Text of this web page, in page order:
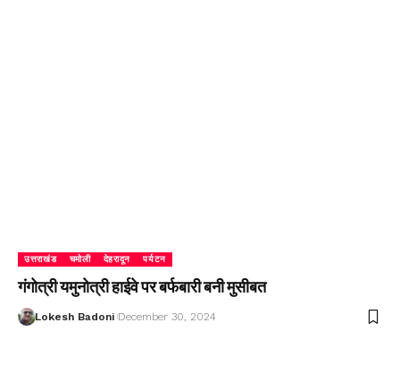
उत्तराखंड चमोली देहरादून पर्यटन
गंगोत्री यमुनोत्री हाईवे पर बर्फबारी बनी मुसीबत
Lokesh Badoni December 30, 2024